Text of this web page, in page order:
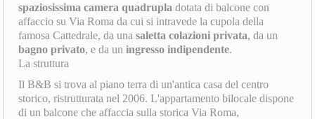
spaziosissima camera quadrupla dotata di balcone con
affaccio su Via Roma da cui si intravede la cupola della
famosa Cattedrale, da unasaletta colazioni privata, da un
bagno privato, e da uningresso indipendente.
La struttura
Il B&B si trova al piano terra di un'antica casa del centro
storico, ristrutturata nel 2006. L'appartamento bilocale dispone
di un balcone che affaccia sulla storica Via Roma,